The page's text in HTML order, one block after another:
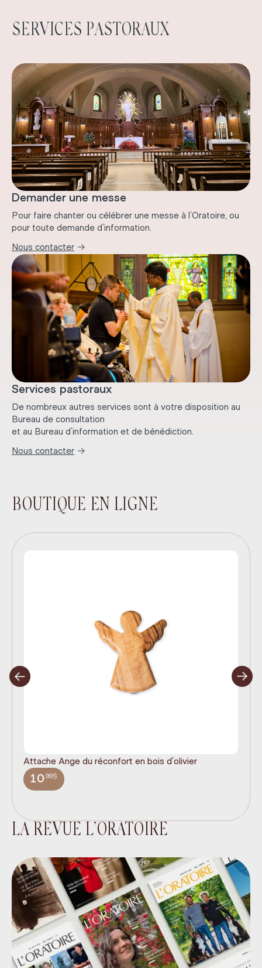
SERVICES PASTORAUX
Demander une messe
Pour faire chanter ou célébrer une messe à l’Oratoire, ou
pour toute demande d’information.
Nous contacter →
Services pastoraux
De nombreux autres services sont à votre disposition au
Bureau de consultation
et au Bureau d’information et de bénédiction.
Nous contacter →
BOUTIQUE EN LIGNE
Attache Ange du réconfort en bois d'olivier
10,99$
LA REVUE L’ORATOIRE